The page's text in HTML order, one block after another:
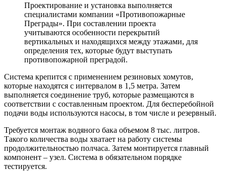
Проектирование и установка выполняется
специалистами компании «Противопожарные
Преграды». При составлении проекта
учитываются особенности перекрытий
вертикальных и находящихся между этажами, для
определения тех, которые будут выступать
противопожарной преградой.
Система крепится с применением резиновых хомутов,
которые находятся с интервалом в 1,5 метра. Затем
выполняется соединение труб, которые размещаются в
соответствии с составленным проектом. Для бесперебойной
подачи воды используются насосы, в том числе и резервный.
Требуется монтаж водяного бака объемом 8 тыс. литров.
Такого количества воды хватает на работу системы
продолжительностью полчаса. Затем монтируется главный
компонент – узел. Система в обязательном порядке
тестируется.